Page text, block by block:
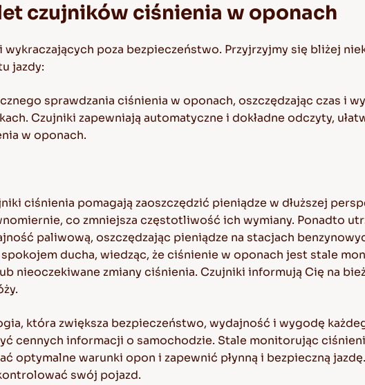
czujników ciśnienia w oponach
poza bezpieczeństwo. Przyjrzyjmy się bliżej
jazdy:
sprawdzania ciśnienia w oponach, oszczędzając czas i
Czujniki zapewniają automatyczne i dokładne odczyty,
w oponach.
ciśnienia pomagają zaoszczędzić pieniądze w dłuższej
co zmniejsza częstotliwość ich wymiany. Ponadto
paliwową, oszczędzając pieniądze na stacjach
ducha, wiedząc, że ciśnienie w oponach jest stale
nieoczekiwane zmiany ciśnienia. Czujniki informują Cię na
która zwiększa bezpieczeństwo, wydajność i wygodę
cennych informacji o samochodzie. Stale monitorując
optymalne warunki opon i zapewnić płynną i bezpieczną
swój pojazd.